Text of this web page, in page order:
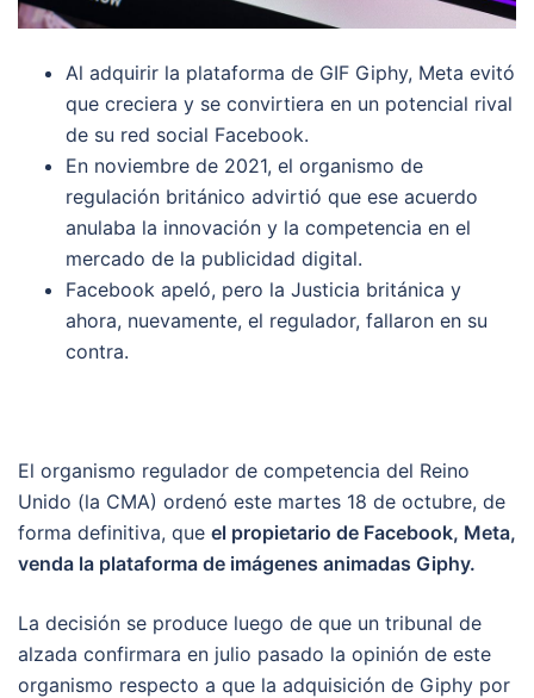
Al adquirir la plataforma de GIF Giphy, Meta evitó
que creciera y se convirtiera en un potencial rival
de su red social Facebook.
En noviembre de 2021, el organismo de
regulación británico advirtió que ese acuerdo
anulaba la innovación y la competencia en el
mercado de la publicidad digital.
Facebook apeló, pero la Justicia británica y
ahora, nuevamente, el regulador, fallaron en su
contra.
El organismo regulador de competencia del Reino
Unido (la CMA) ordenó este martes 18 de octubre, de
forma definitiva, que el propietario de Facebook, Meta,
venda la plataforma de imágenes animadas Giphy.
La decisión se produce luego de que un tribunal de
alzada confirmara en julio pasado la opinión de este
organismo respecto a que la adquisición de Giphy por